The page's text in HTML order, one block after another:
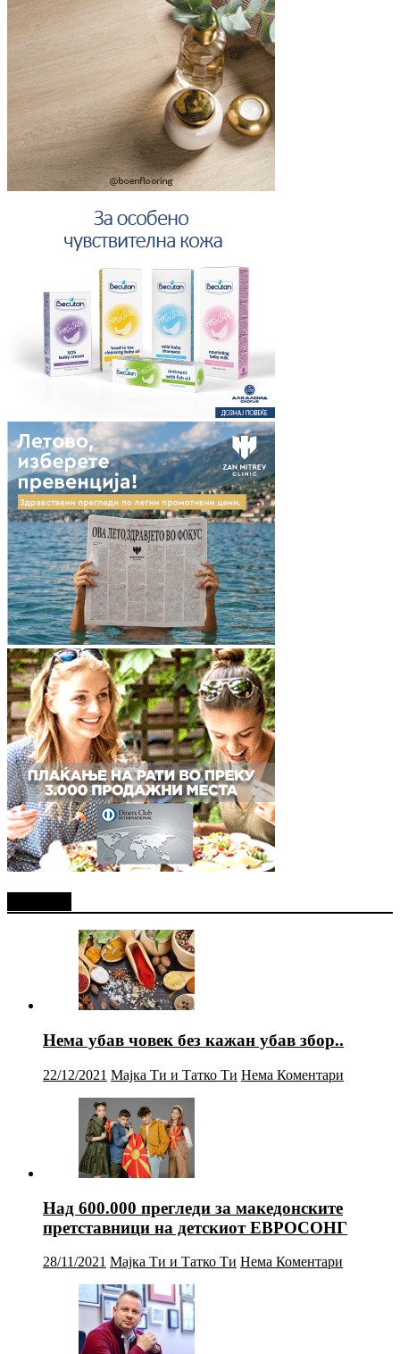
Нема убав човек без кажан убав збор..
22/12/2021 Мајка Ти и Татко Ти Нема Коментари
Над 600.000 прегледи за македонските
претставници на детскиот ЕВРОСОНГ
28/11/2021 Мајка Ти и Татко Ти Нема Коментари